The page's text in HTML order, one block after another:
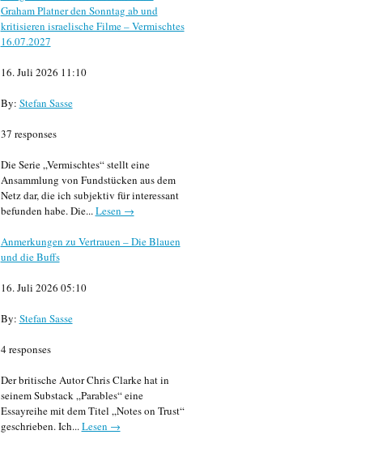
Graham Platner den Sonntag ab und
kritisieren israelische Filme – Vermischtes
16.07.2027
16. Juli 2026 11:10
By: Stefan Sasse
37 responses
Die Serie „Vermischtes“ stellt eine
Ansammlung von Fundstücken aus dem
Netz dar, die ich subjektiv für interessant
befunden habe. Die...Lesen →
Anmerkungen zu Vertrauen – Die Blauen
und die Buffs
16. Juli 2026 05:10
By: Stefan Sasse
4 responses
Der britische Autor Chris Clarke hat in
seinem Substack „Parables“ eine
Essayreihe mit dem Titel „Notes on Trust“
geschrieben. Ich...Lesen →